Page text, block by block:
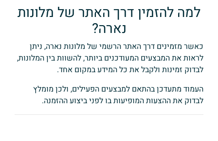
למה להזמין דרך האתר של מלונות
נארה?
כאשר מזמינים דרך האתר הרשמי של מלונות נארה, ניתן
לראות את המבצעים המעודכנים ביותר, להשוות בין המלונות,
לבדוק זמינות ולקבל את כל המידע במקום אחד.
העמוד מתעדכן בהתאם למבצעים הפעילים, ולכן מומלץ
לבדוק את ההצעות המופיעות בו לפני ביצוע ההזמנה.